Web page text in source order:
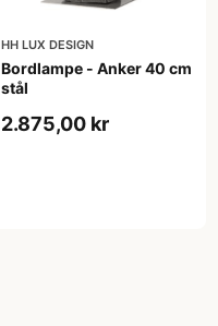
HH LUX DESIGN
Bordlampe - Anker 40 cm
stål
2.875,00 kr